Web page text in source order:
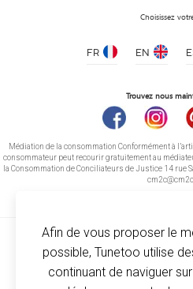
Choisissez
FR EN
Trouvez nous
Médiation de la consommation Conformément à
consommateur peut recourir gratuitement au
la Consommation de Conciliateurs de Justice 14
Afin de vous proposer le
possible, Tunetoo utilise
continuant de naviguer